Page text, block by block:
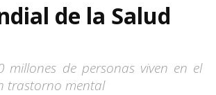
de la Salud
millones de personas viven en el
trastorno mental